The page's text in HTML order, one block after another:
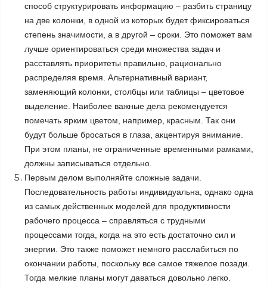
способ структурировать информацию – разбить страницу
на две колонки, в одной из которых будет фиксироваться
степень значимости, а в другой – сроки. Это поможет вам
лучше ориентироваться среди множества задач и
расставлять приоритеты правильно, рационально
распределяя время. Альтернативный вариант,
заменяющий колонки, столбцы или таблицы – цветовое
выделение. Наиболее важные дела рекомендуется
помечать ярким цветом, например, красным. Так они
будут больше бросаться в глаза, акцентируя внимание.
При этом планы, не ограниченные временными рамками,
должны записываться отдельно.
Первым делом выполняйте сложные задачи.
Последовательность работы индивидуальна, однако одна
из самых действенных моделей для продуктивности
рабочего процесса – справляться с трудными
процессами тогда, когда на это есть достаточно сил и
энергии. Это также поможет немного расслабиться по
окончании работы, поскольку все самое тяжелое позади.
Тогда мелкие планы могут даваться довольно легко.